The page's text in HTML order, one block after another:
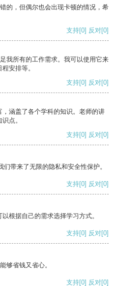
的，但偶尔也会出现卡顿的情况，希
支持[0] 反对[0]
我所有的工作需求。我可以使用它来
安排等。
支持[0] 反对[0]
涵盖了各个学科的知识。老师的讲
点。
支持[0] 反对[0]
带来了无限的隐私和安全性保护。
支持[0] 反对[0]
根据自己的需求选择学习方式。
支持[0] 反对[0]
够省钱又省心。
支持[0] 反对[0]